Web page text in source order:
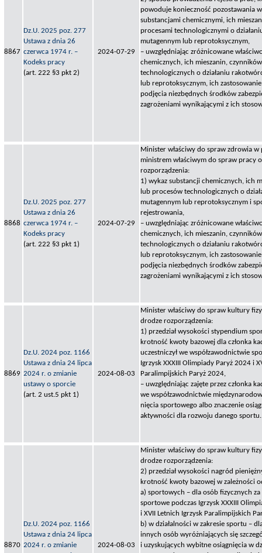
8867
Dz.U. 2025 poz. 277
Ustawa z dnia 26
czerwca 1974 r. –
Kodeks pracy
(art. 222 §3 pkt 2)
2024-07-29
powoduje konieczność pozostawania
substancjami chemicznymi, ich
procesami technologicznymi o
mutagennym lub reprotoksycznym,
– uwzględniając zróżnicowane
chemicznych, ich mieszanin,
technologicznych o działaniu
lub reprotoksycznym, ich
podjęcia niezbędnych środków
zagrożeniami wynikającymi z ich
8868
Dz.U. 2025 poz. 277
Ustawa z dnia 26
czerwca 1974 r. –
Kodeks pracy
(art. 222 §3 pkt 1)
2024-07-29
Minister właściwy do spraw zdrowia w
ministrem właściwym do spraw pracy
rozporządzenia:
1) wykaz substancji chemicznych, ich
lub procesów technologicznych o
mutagennym lub reprotoksycznym i
rejestrowania,
– uwzględniając zróżnicowane
chemicznych, ich mieszanin,
technologicznych o działaniu
lub reprotoksycznym, ich
podjęcia niezbędnych środków
zagrożeniami wynikającymi z ich
8869
Dz.U. 2024 poz. 1166
Ustawa z dnia 24 lipca
2024 r. o zmianie
ustawy o sporcie
(art. 2 ust.5 pkt 1)
2024-08-03
Minister właściwy do spraw kultury
drodze rozporządzenia:
1) przedział wysokości stypendium
krotność kwoty bazowej dla członka
uczestniczył we współzawodnictwie
Igrzysk XXXIII Olimpiady Paryż 2024 i
Paralimpijskich Paryż 2024,
– uwzględniając zajęte przez członka
we współzawodnictwie
nięcia sportowego albo znaczenie
aktywności dla rozwoju danego sportu.
8870
Dz.U. 2024 poz. 1166
Ustawa z dnia 24 lipca
2024 r. o zmianie
2024-08-03
Minister właściwy do spraw kultury
drodze rozporządzenia:
2) przedział wysokości nagród
krotność kwoty bazowej w zależności
a) sportowych – dla osób fizycznych
sportowe podczas Igrzysk XXXIII
i XVII Letnich Igrzysk Paralimpijskich
b) w działalności w zakresie sportu –
innych osób wyróżniających się
i uzyskujących wybitne osiągnięcia w